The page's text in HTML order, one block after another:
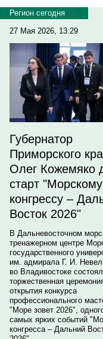
Регион сегодня
27 Мая 2026, 13:29
Губернатор
Приморского
Олег Кожемяко
старт "Морскому
конгрессу –
Восток 2026"
В Дальневосточном
тренажерном центре
государственного
им. адмирала Г. И.
во Владивостоке
торжественная
открытия конкурса
профессионального
"Море зовет 2026",
самых ярких событий
конгресса – Дальний